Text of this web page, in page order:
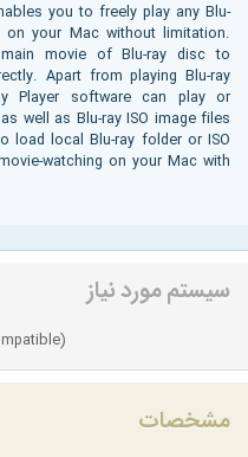
you to freely play any Blu-
your Mac without limitation.
movie of Blu-ray disc to
Apart from playing Blu-ray
Player software can play or
well as Blu-ray ISO image files
load local Blu-ray folder or ISO
watching on your Mac with
سیستم مورد نیاز
مشخصات